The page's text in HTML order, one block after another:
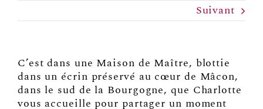
Offrir un bon cadeau
Suivant
C’est dans une Maison de Maître, blottie
dans un écrin préservé au cœur de Mâcon,
dans le sud de la Bourgogne, que Charlotte
vous accueille pour partager un moment